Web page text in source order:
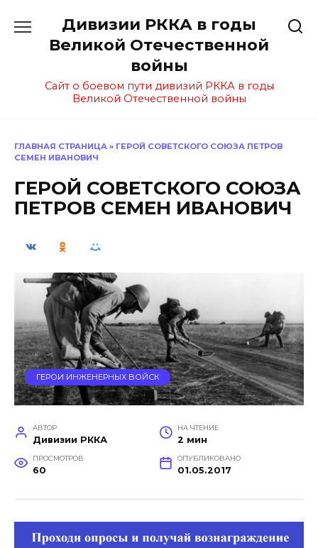
содержанию
Дивизии РККА в годы
Великой Отечественной
войны
Сайт о боевом пути дивизий РККА в годы
Великой Отечественной войны
ГЛАВНАЯ СТРАНИЦА » ГЕРОЙ СОВЕТСКОГО СОЮЗА ПЕТРОВ
СЕМЕН ИВАНОВИЧ
ГЕРОЙ СОВЕТСКОГО СОЮЗА
ПЕТРОВ СЕМЕН ИВАНОВИЧ
ГЕРОИ ИНЖЕНЕРНЫХ ВОЙСК
АВТОР
Дивизии РККА
НА ЧТЕНИЕ
2 мин
ПРОСМОТРОВ
60
ОПУБЛИКОВАНО
01.05.2017